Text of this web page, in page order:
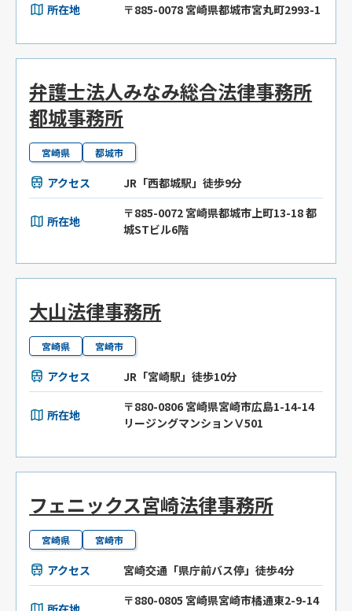
所在地
〒885-0078 宮崎県都城市宮丸町2993-1
弁護士法人みなみ総合法律事務所
都城事務所
宮崎県 都城市
アクセス JR「西都城駅」徒歩9分
所在地
〒885-0072 宮崎県都城市上町13-18 都
城STビル6階
大山法律事務所
宮崎県 宮崎市
アクセス JR「宮崎駅」徒歩10分
所在地
〒880-0806 宮崎県宮崎市広島1-14-14
リージングマンションⅤ501
フェニックス宮崎法律事務所
宮崎県 宮崎市
アクセス 宮崎交通「県庁前バス停」徒歩4分
〒880-0805 宮崎県宮崎市橘通東2-9-14